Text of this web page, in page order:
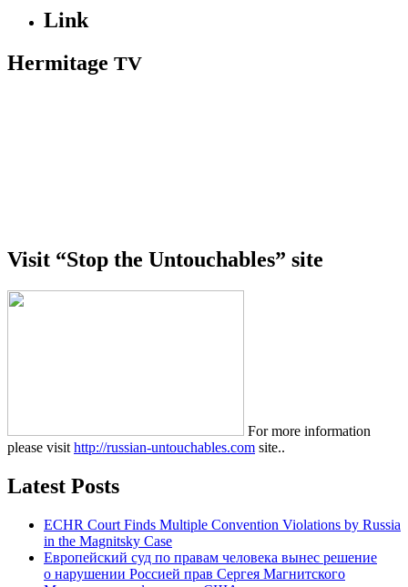
Link
Hermitage TV
Visit “Stop the Untouchables” site
For more information
please visit http://russian-untouchables.com site..
Latest Posts
ECHR Court Finds Multiple Convention Violations by Russia
in the Magnitsky Case
Европейский суд по правам человека вынес решение
о нарушении Россией прав Сергея Магнитского